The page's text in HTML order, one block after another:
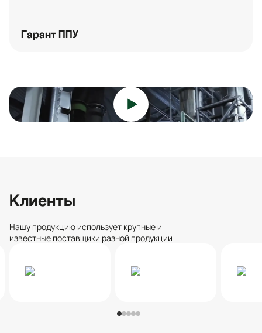
Гарант ППУ
Клиенты
Нашу продукцию использует крупные и
известные поставщики разной продукции